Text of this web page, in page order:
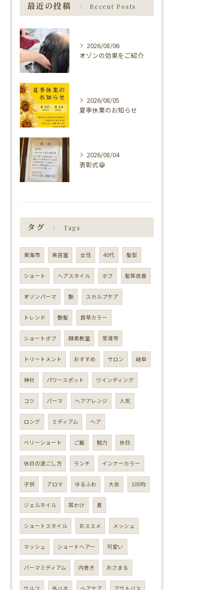
最近の投稿 Recent Posts
2026/08/06
オゾンの効果をご紹介
2026/08/05
夏季休業のお知らせ
2026/08/04
表彰式😁
タグ Tags
東海市 美容室 女性 40代 髪型
ショート ヘアスタイル ボブ 髪質改善
オゾンパーマ 艶 スカルプケア
トレンド 艶髪 良草カラー
ショートボブ 酵素教室 常滑市
トリートメント おすすめ サロン 岐阜
神社 パワースポット ワインディング
コツ パーマ ヘアアレンジ 人気
ロング ミディアム ヘア
ベリーショート ご飯 魅力 休日
休日の過ごし方 ランチ インナーカラー
子供 アロマ ゆるふわ 大会 100均
ジェルネイル 耳かけ 夏
ショートスタイル おススメ メッシュ
マッシュ ショートヘアー 可愛い
パーマミディアム 内巻き おさまる
ウルフ 外ハネ ヘアケア アウトバス